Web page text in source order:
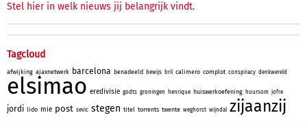
Stel hier in welk nieuws jij belangrijk vindt.
Tagcloud
afwijking ajaxnetwerk barcelona benadeeld bewijs bril calimero complot conspiracy denkwereld
elsimao eredivisie godts groningen henrique huiswerkoefening huursom jofre
jordi lido mie post sevic stegen titel torrents twente weghorst wijndal zijaanzij